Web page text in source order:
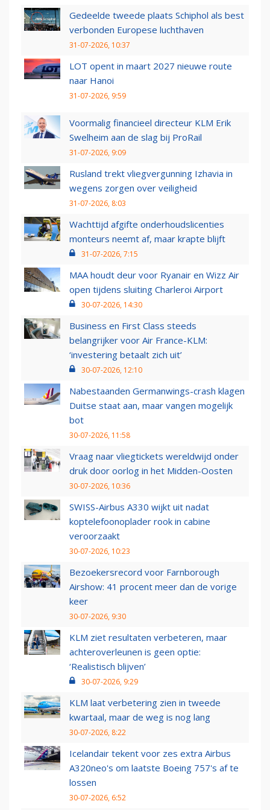
Gedeelde tweede plaats Schiphol als best
verbonden Europese luchthaven
31-07-2026, 10:37
LOT opent in maart 2027 nieuwe route
naar Hanoi
31-07-2026, 9:59
Voormalig financieel directeur KLM Erik
Swelheim aan de slag bij ProRail
31-07-2026, 9:09
Rusland trekt vliegvergunning Izhavia in
wegens zorgen over veiligheid
31-07-2026, 8:03
Wachttijd afgifte onderhoudslicenties
monteurs neemt af, maar krapte blijft
31-07-2026, 7:15
MAA houdt deur voor Ryanair en Wizz Air
open tijdens sluiting Charleroi Airport
30-07-2026, 14:30
Business en First Class steeds
belangrijker voor Air France-KLM:
‘investering betaalt zich uit’
30-07-2026, 12:10
Nabestaanden Germanwings-crash klagen
Duitse staat aan, maar vangen mogelijk
bot
30-07-2026, 11:58
Vraag naar vliegtickets wereldwijd onder
druk door oorlog in het Midden-Oosten
30-07-2026, 10:36
SWISS-Airbus A330 wijkt uit nadat
koptelefoonoplader rook in cabine
veroorzaakt
30-07-2026, 10:23
Bezoekersrecord voor Farnborough
Airshow: 41 procent meer dan de vorige
keer
30-07-2026, 9:30
KLM ziet resultaten verbeteren, maar
achteroverleunen is geen optie:
‘Realistisch blijven’
30-07-2026, 9:29
KLM laat verbetering zien in tweede
kwartaal, maar de weg is nog lang
30-07-2026, 8:22
Icelandair tekent voor zes extra Airbus
A320neo's om laatste Boeing 757's af te
lossen
30-07-2026, 6:52